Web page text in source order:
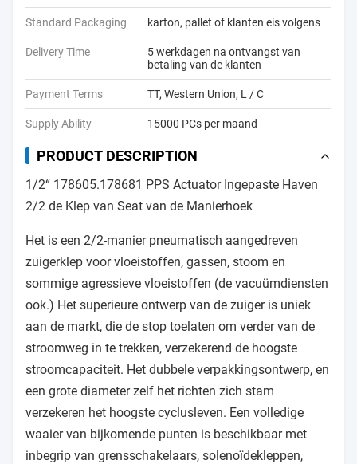
Standard Packaging karton, pallet of klanten eis volgens
Delivery Time
5 werkdagen na ontvangst van
betaling van de klanten
Payment Terms TT, Western Union, L / C
Supply Ability 15000 PCs per maand
PRODUCT DESCRIPTION
1/2“ 178605.178681 PPS Actuator Ingepaste Haven
2/2 de Klep van Seat van de Manierhoek
Het is een 2/2-manier pneumatisch aangedreven
zuigerklep voor vloeistoffen, gassen, stoom en
sommige agressieve vloeistoffen (de vacuümdiensten
ook.) Het superieure ontwerp van de zuiger is uniek
aan de markt, die de stop toelaten om verder van de
stroomweg in te trekken, verzekerend de hoogste
stroomcapaciteit. Het dubbele verpakkingsontwerp, en
een grote diameter zelf het richten zich stam
verzekeren het hoogste cyclusleven. Een volledige
waaier van bijkomende punten is beschikbaar met
inbegrip van grensschakelaars, solenoïdekleppen,